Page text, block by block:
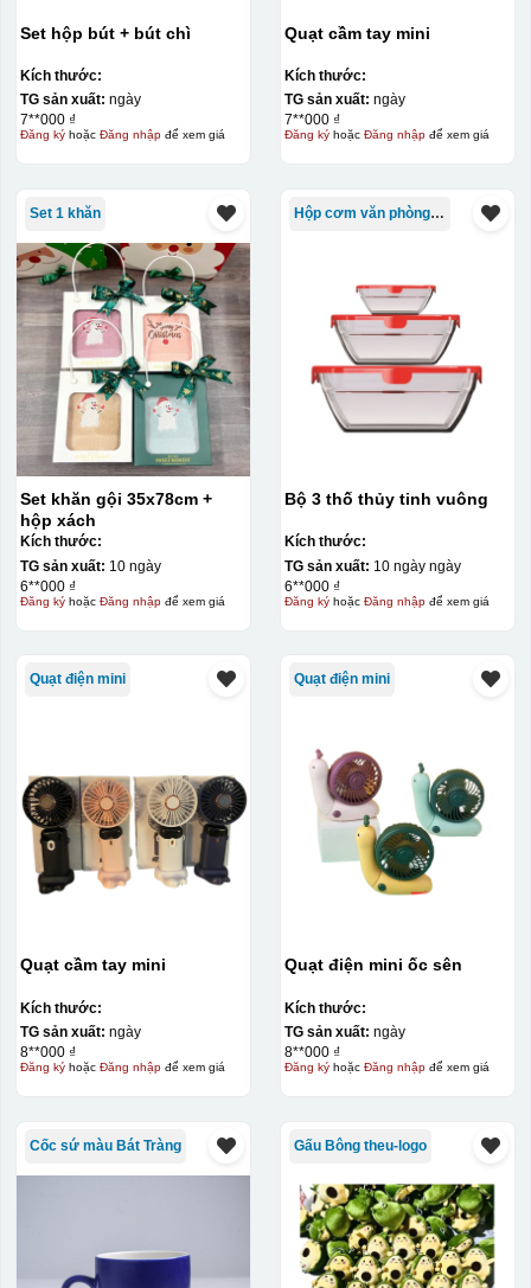
IN Decal lên GỐM SỨ
Bước 1: Tạo khuôn in để tạo ra Decal Bước 2: Dán
decal lên gốm sứ Bước 3: Cho vào lò nung ở nhiệt độ
700-800 độ CBước 1: Tạo ra DECALĐể tạo ra decal
trước khi dán nó lên gốm sứ, xưởng in sẽ in lên 1 loại
giấy đặc biệt, và kích thước logo được căn chỉnh theo
sản phẩm, để khi dán không bị nhỏ hoặc to quá
Set hộp bút + bút chì
Kích thước:
TG sản xuất: ngày
7**000 ₫
Đăng kýhoặc Đăng nhậpđể xem giá
Quạt cầm tay mini
Kích thước:
TG sản xuất: ngày
7**000 ₫
Đăng kýhoặc Đăng nhậpđể xem giá
Set 1 khăn
Set khăn gội 35x78cm +
hộp xách
Kích thước:
TG sản xuất: 10 ngày
6**000 ₫
Đăng kýhoặc Đăng nhậpđể xem giá
Hộp cơm văn phòng Trung Quốc
Bộ 3 thố thủy tinh vuông
Kích thước:
TG sản xuất: 10 ngày ngày
6**000 ₫
Đăng kýhoặc Đăng nhậpđể xem giá
Quạt điện mini
Quạt cầm tay mini
Kích thước:
TG sản xuất: ngày
8**000 ₫
Đăng kýhoặc Đăng nhậpđể xem giá
Quạt điện mini
Quạt điện mini ốc sên
Kích thước:
TG sản xuất: ngày
8**000 ₫
Đăng kýhoặc Đăng nhậpđể xem giá
Cốc sứ màu Bát Tràng Gấu Bông theu-logo